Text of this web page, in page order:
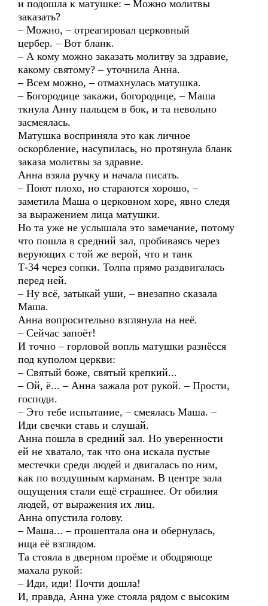
и подошла к матушке: – Можно молитвы
заказать?
– Можно, – отреагировал церковный
цербер. – Вот бланк.
– А кому можно заказать молитву за здравие,
какому святому? – уточнила Анна.
– Всем можно, – отмахнулась матушка.
– Богородице закажи, богородице, – Маша
ткнула Анну пальцем в бок, и та невольно
засмеялась.
Матушка восприняла это как личное
оскорбление, насупилась, но протянула бланк
заказа молитвы за здравие.
Анна взяла ручку и начала писать.
– Поют плохо, но стараются хорошо, –
заметила Маша о церковном хоре, явно следя
за выражением лица матушки.
Но та уже не услышала это замечание, потому
что пошла в средний зал, пробиваясь через
верующих с той же верой, что и танк
Т-34 через сопки. Толпа прямо раздвигалась
перед ней.
– Ну всё, затыкай уши, – внезапно сказала
Маша.
Анна вопросительно взглянула на неё.
– Сейчас запоёт!
И точно – горловой вопль матушки разнёсся
под куполом церкви:
– Святый боже, святый крепкий...
– Ой, ё... – Анна зажала рот рукой. – Прости,
господи.
– Это тебе испытание, – смеялась Маша. –
Иди свечки ставь и слушай.
Анна пошла в средний зал. Но уверенности
ей не хватало, так что она искала пустые
местечки среди людей и двигалась по ним,
как по воздушным карманам. В центре зала
ощущения стали ещё страшнее. От обилия
людей, от выражения их лиц.
Анна опустила голову.
– Маша... – прошептала она и обернулась,
ища её взглядом.
Та стояла в дверном проёме и ободряюще
махала рукой:
– Иди, иди! Почти дошла!
И, правда, Анна уже стояла рядом с высоким